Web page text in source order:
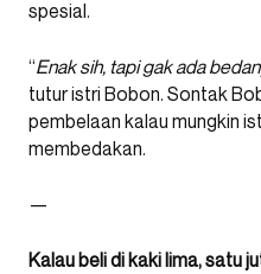
spesial.
“Enak sih, tapi gak ada
tutur istri Bobon. Sontak
pembelaan kalau mungkin
membedakan.
—
Kalau beli di kaki lima, satu